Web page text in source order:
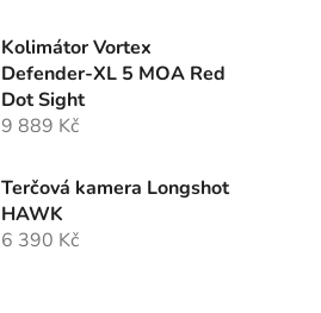
Kolimátor Vortex
Defender-XL 5 MOA Red
Dot Sight
9 889 Kč
Terčová kamera Longshot
HAWK
6 390 Kč